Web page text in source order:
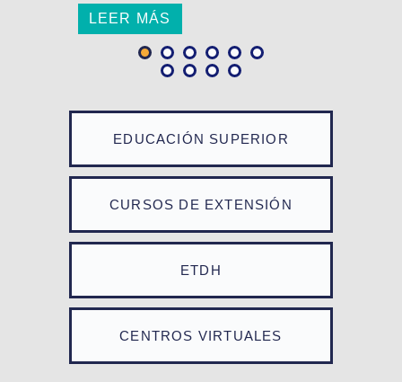
EDUCACIÓN SUPERIOR
CURSOS DE EXTENSIÓN
ETDH
CENTROS VIRTUALES
LEER MÁS